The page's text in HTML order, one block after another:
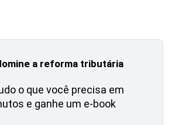
a reforma tributária
o que você precisa em
e ganhe um e-book